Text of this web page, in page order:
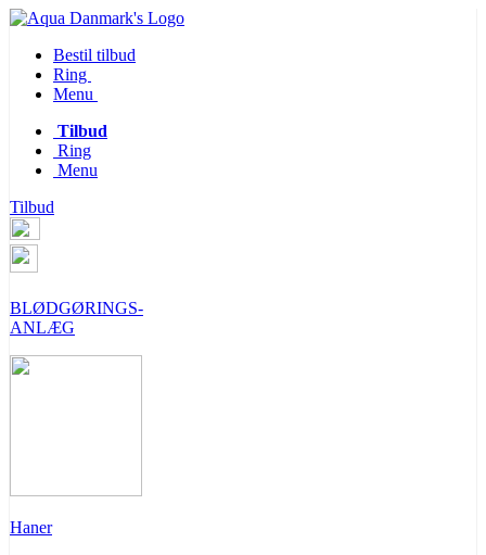
Bestil tilbud
Ring
Menu
Tilbud
Ring
Menu
Tilbud
BLØDGØRINGS-
ANLÆG
Haner